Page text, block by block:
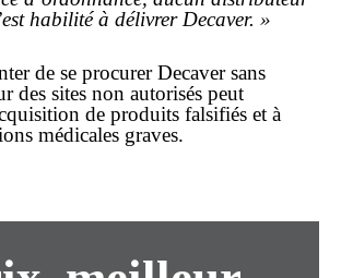
habilité à délivrer Decaver. »
de se procurer Decaversans
des sites non autorisés peut
de produits falsifiés et à
médicales graves.